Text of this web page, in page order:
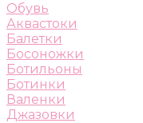
Обувь
Аквастоки
Балетки
Босоножки
Ботильоны
Ботинки
Валенки
Джазовки